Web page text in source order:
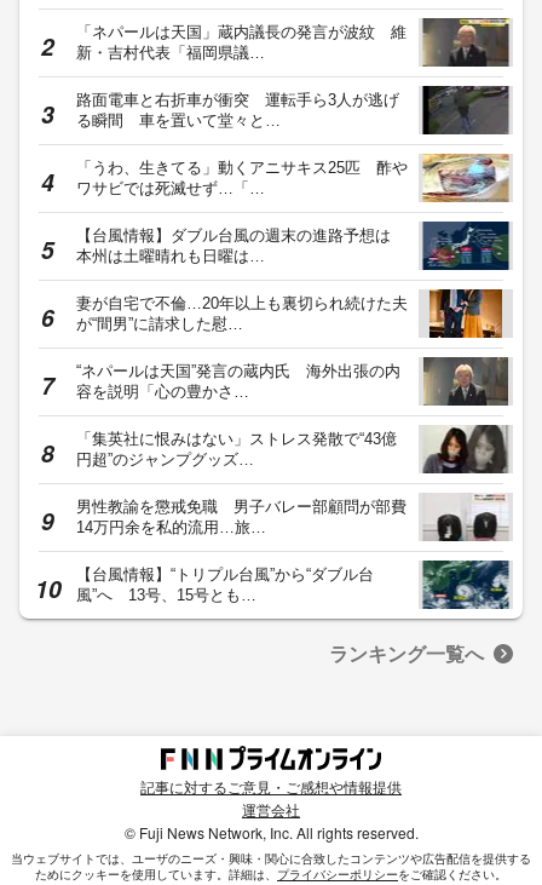
「ネパールは天国」蔵内議長の発言が波紋 維
新・吉村代表「福岡県議…
路面電車と右折車が衝突 運転手ら3人が逃げ
る瞬間 車を置いて堂々と…
「うわ、生きてる」動くアニサキス25匹 酢や
ワサビでは死滅せず…「…
【台風情報】ダブル台風の週末の進路予想は
本州は土曜晴れも日曜は…
妻が自宅で不倫…20年以上も裏切られ続けた夫
が“間男”に請求した慰…
“ネパールは天国”発言の蔵内氏 海外出張の内
容を説明「心の豊かさ…
「集英社に恨みはない」ストレス発散で“43億
円超”のジャンプグッズ…
男性教諭を懲戒免職 男子バレー部顧問が部費
14万円余を私的流用…旅…
【台風情報】“トリプル台風”から“ダブル台
風”へ 13号、15号とも…
ランキング一覧へ
記事に対するご意見・ご感想や情報提供
運営会社
© Fuji News Network, Inc. All rights reserved.
当ウェブサイトでは、ユーザのニーズ・興味・関⼼に合致したコンテンツや広告配信を提供する
ためにクッキーを使⽤しています。詳細は、 プライバシーポリシーをご確認ください。